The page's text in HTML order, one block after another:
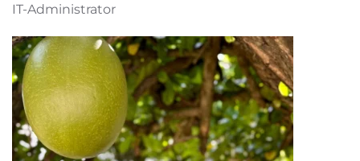
IT-Administrator